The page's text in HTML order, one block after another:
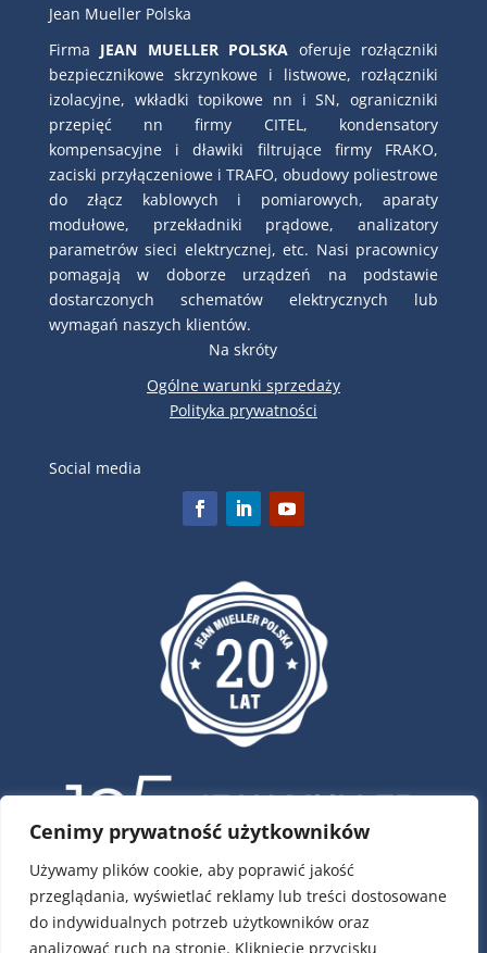
Cenimy prywatność użytkowników
Używamy plików cookie, aby poprawić jakość
przeglądania, wyświetlać reklamy lub treści dostosowane
do indywidualnych potrzeb użytkowników oraz
analizować ruch na stronie. Kliknięcie przycisku
Jean Mueller Polska
Firma JEAN MUELLER POLSKA oferuje rozłączniki
bezpiecznikowe skrzynkowe i listwowe, rozłączniki
izolacyjne, wkładki topikowe nn i SN, ograniczniki
przepięć nn firmy CITEL, kondensatory
kompensacyjne i dławiki filtrujące firmy FRAKO,
zaciski przyłączeniowe i TRAFO, obudowy poliestrowe
do złącz kablowych i pomiarowych, aparaty
modułowe, przekładniki prądowe, analizatory
parametrów sieci elektrycznej, etc. Nasi pracownicy
pomagają w doborze urządzeń na podstawie
dostarczonych schematów elektrycznych lub
wymagań naszych klientów.
Na skróty
Ogólne warunki sprzedaży
Polityka prywatności
Social media
ul. Krótka 4, 02-293 Warszawa
tel.:22 / 751 79 01